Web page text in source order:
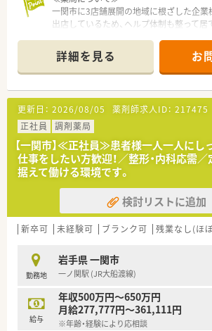
一関市に3店舗展開の地域に根ざした企業
出店しているため、ヘルプ体制も整って
薬剤師会とのつながりも強く、経験やスキ
ススメの会社です。
詳細を見る お
更新日： 2026/08/05 薬剤師求人ID： 217475
正社員
調剤薬局
【一関市】≪正社員≫患者様一人一人にし
仕事をしたい方歓迎！／整形・内科応需
据えて働ける環境です。
検討リストに追加
新卒可 未経験可 ブランク可 残業なし(ほ
勤務地
岩手県 一関市
一ノ関駅 (JR大船渡線)
給与
年収500万円～650万円
月給277,777円～361,111円
※年齢・経験により応相談